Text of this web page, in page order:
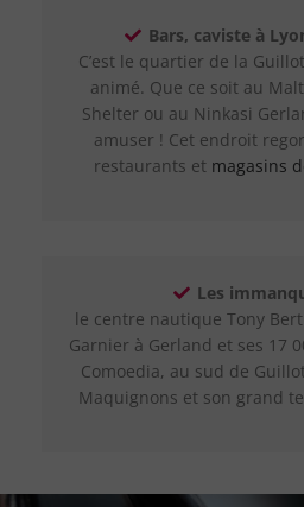
Bars, caviste à
C’est le quartier de la
animé. Que ce soit au
Shelter ou au Ninkasi
amuser ! Cet endroit
restaurants et magasins
Les
le centre nautique Tony
Garnier à Gerland et ses 17
Comoedia, au sud de
Maquignons et son grand